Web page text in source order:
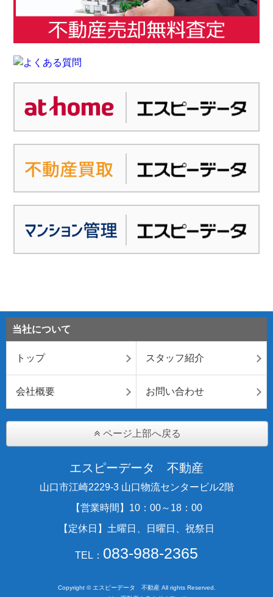
当社について
トップ スタッフ紹介
会社概要 お問い合わせ
ページ上部へ戻る
エスピーデータ 不動産
山口市江崎2229-3 山口物流センタービル2階
【営業時間】10：00～18：00
【定休日】土曜日、日曜日、祝祭日
TEL： 083-988-2365
Copyright © エスピーデータ 不動産 All rights Reserved.